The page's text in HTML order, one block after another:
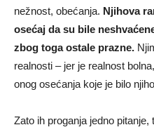
nežnost, obećanja. Njihova
osećaj da su bile
zbog toga ostale prazne.
realnosti – jer je realnost
onog osećanja koje je bilo
Zato ih proganja jedno pitanje,